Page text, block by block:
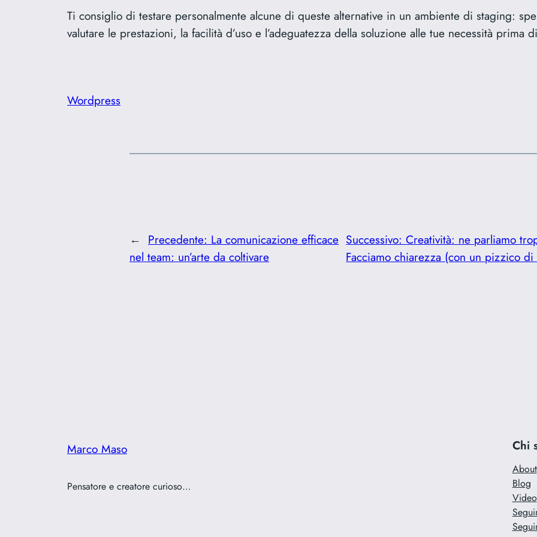
Ti consiglio di testare personalmente alcune di queste alternative in un ambiente di staging:
valutare le prestazioni, la facilità d’uso e l’adeguatezza della soluzione alle tue necessità prima
Wordpress
← Precedente: La comunicazione efficace
nel team: un’arte da coltivare
Successivo:Creatività: ne parliamo
Facciamo chiarezza (con un pizzico
Marco Maso
Pensatore e creatore curioso…
Chi
About
Blog
Video